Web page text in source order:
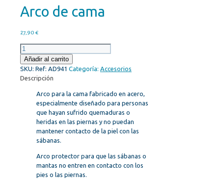
Arco de cama
27,90 €
Arco
de
cama
cantidad
Añadir al carrito
SKU: Ref: AD941 Categoría: Accesorios
Descripción
Arco para la cama fabricado en acero,
especialmente diseñado para personas
que hayan sufrido quemaduras o
heridas en las piernas y no puedan
mantener contacto de la piel con las
sábanas.
Arco protector para que las sábanas o
mantas no entren en contacto con los
pies o las piernas.